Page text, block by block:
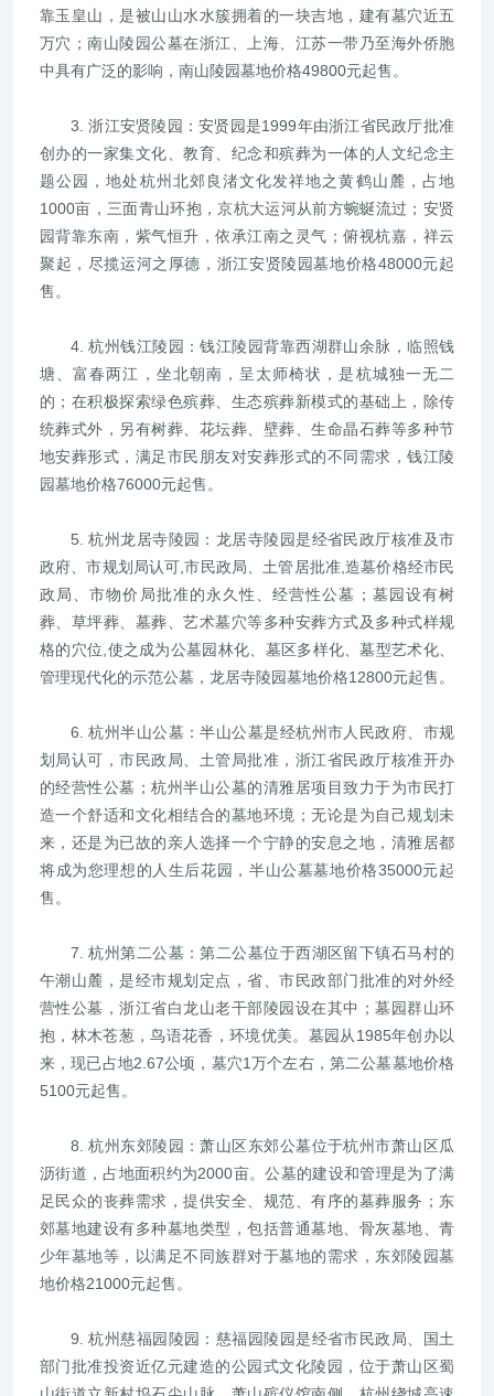
靠玉皇山，是被山山水水簇拥着的一块吉地，建有墓穴近五
万穴；南山陵园公墓在浙江、上海、江苏一带乃至海外侨胞
中具有广泛的影响，南山陵园墓地价格49800元起售。
3. 浙江安贤陵园：安贤园是1999年由浙江省民政厅批准
创办的一家集文化、教育、纪念和殡葬为一体的人文纪念主
题公园，地处杭州北郊良渚文化发祥地之黄鹤山麓，占地
1000亩，三面青山环抱，京杭大运河从前方蜿蜒流过；安贤
园背靠东南，紫气恒升，依承江南之灵气；俯视杭嘉，祥云
聚起，尽揽运河之厚德，浙江安贤陵园墓地价格48000元起
售。
4. 杭州钱江陵园：钱江陵园背靠西湖群山余脉，临照钱
塘、富春两江，坐北朝南，呈太师椅状，是杭城独一无二
的；在积极探索绿色殡葬、生态殡葬新模式的基础上，除传
统葬式外，另有树葬、花坛葬、壁葬、生命晶石葬等多种节
地安葬形式，满足市民朋友对安葬形式的不同需求，钱江陵
园墓地价格76000元起售。
5. 杭州龙居寺陵园：龙居寺陵园是经省民政厅核准及市
政府、市规划局认可,市民政局、土管居批准,造墓价格经市民
政局、市物价局批准的永久性、经营性公墓；墓园设有树
葬、草坪葬、墓葬、艺术墓穴等多种安葬方式及多种式样规
格的穴位,使之成为公墓园林化、墓区多样化、墓型艺术化、
管理现代化的示范公墓，龙居寺陵园墓地价格12800元起售。
6. 杭州半山公墓：半山公墓是经杭州市人民政府、市规
划局认可，市民政局、土管局批准，浙江省民政厅核准开办
的经营性公墓；杭州半山公墓的清雅居项目致力于为市民打
造一个舒适和文化相结合的墓地环境；无论是为自己规划未
来，还是为已故的亲人选择一个宁静的安息之地，清雅居都
将成为您理想的人生后花园，半山公墓墓地价格35000元起
售。
7. 杭州第二公墓：第二公墓位于西湖区留下镇石马村的
午潮山麓，是经市规划定点，省、市民政部门批准的对外经
营性公墓，浙江省白龙山老干部陵园设在其中；墓园群山环
抱，林木苍葱，鸟语花香，环境优美。墓园从1985年创办以
来，现已占地2.67公顷，墓穴1万个左右，第二公墓墓地价格
5100元起售。
8. 杭州东郊陵园：萧山区东郊公墓位于杭州市萧山区瓜
沥街道，占地面积约为2000亩。公墓的建设和管理是为了满
足民众的丧葬需求，提供安全、规范、有序的墓葬服务；东
郊墓地建设有多种墓地类型，包括普通墓地、骨灰墓地、青
少年墓地等，以满足不同族群对于墓地的需求，东郊陵园墓
地价格21000元起售。
9. 杭州慈福园陵园：慈福园陵园是经省市民政局、国土
部门批准投资近亿元建造的公园式文化陵园，位于萧山区蜀